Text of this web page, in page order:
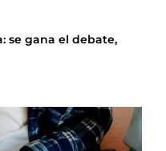
se gana el debate,